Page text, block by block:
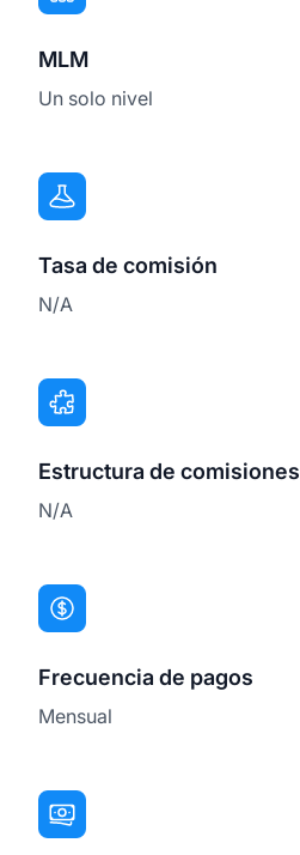
MLM
Un solo nivel
Tasa de comisión
N/A
Estructura de comisiones
N/A
Frecuencia de pagos
Mensual